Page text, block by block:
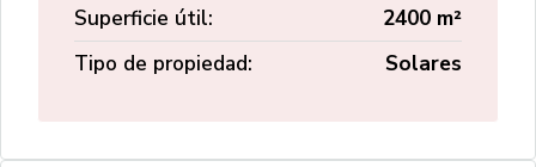
Superficie útil:
2400 m²
Tipo de propiedad:
Solares